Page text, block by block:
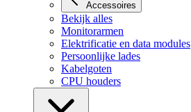
Accessoires
Bekijk alles
Monitorarmen
Elektrificatie en data modules
Persoonlijke lades
Kabelgoten
CPU houders